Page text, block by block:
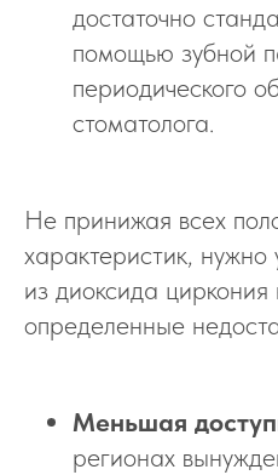
достаточно
помощью зубной
периодического
стоматолога.
Не принижая всех
характеристик, нужно
из диоксида
определенные
Меньшая
регионах